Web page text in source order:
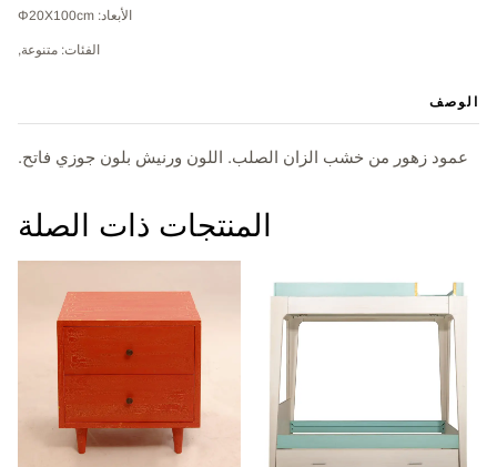
الأبعاد: Φ20X100cm
الفئات: متنوعة,
الوصف
عمود زهور من خشب الزان الصلب. اللون ورنيش بلون جوزي فاتح.
المنتجات ذات الصلة